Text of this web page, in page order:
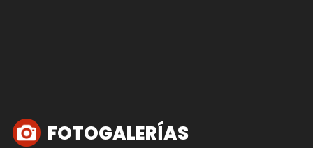
FOTOGALERÍAS